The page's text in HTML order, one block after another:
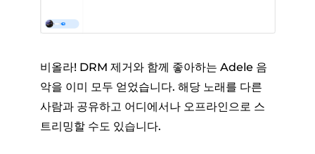
비올라! DRM 제거와 함께 좋아하는 Adele 음
악을 이미 모두 얻었습니다. 해당 노래를 다른
사람과 공유하고 어디에서나 오프라인으로 스
트리밍할 수도 있습니다.